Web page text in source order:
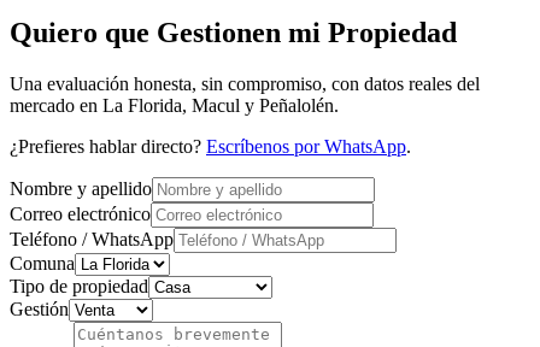
Quiero que Gestionen mi Propiedad
Una evaluación honesta, sin compromiso, con datos reales del
mercado en La Florida, Macul y Peñalolén.
¿Prefieres hablar directo? Escríbenos por WhatsApp.
Nombre y apellido
Correo electrónico
Teléfono / WhatsApp
Comuna
Tipo de propiedad
Gestión